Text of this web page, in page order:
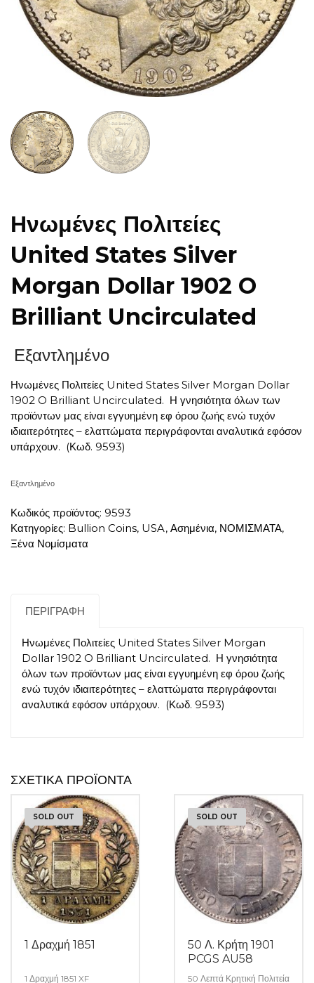
Ηνωμένες Πολιτείες
United States Silver
Morgan Dollar 1902 O
Brilliant Uncirculated
Εξαντλημένο
Ηνωμένες Πολιτείες United States Silver Morgan Dollar
1902 O Brilliant Uncirculated. Η γνησιότητα όλων των
προϊόντων μας είναι εγγυημένη εφ όρου ζωής ενώ τυχόν
ιδιαιτερότητες – ελαττώματα περιγράφονται αναλυτικά εφόσον
υπάρχουν. (Κωδ. 9593)
Εξαντλημένο
Κωδικός προϊόντος: 9593
Κατηγορίες: Bullion Coins, USA, Ασημένια, ΝΟΜΙΣΜΑΤΑ,
Ξένα Νομίσματα
ΠΕΡΙΓΡΑΦΉ
Ηνωμένες Πολιτείες United States Silver Morgan
Dollar 1902 O Brilliant Uncirculated. Η γνησιότητα
όλων των προϊόντων μας είναι εγγυημένη εφ όρου ζωής
ενώ τυχόν ιδιαιτερότητες – ελαττώματα περιγράφονται
αναλυτικά εφόσον υπάρχουν. (Κωδ. 9593)
ΣΧΕΤΙΚΆ ΠΡΟΪΌΝΤΑ
SOLD OUT
1 Δραχμή 1851
1 Δραχμή 1851 XF
SOLD OUT
50 Λ. Κρήτη 1901
PCGS AU58
50 Λεπτά Κρητική Πολιτεία